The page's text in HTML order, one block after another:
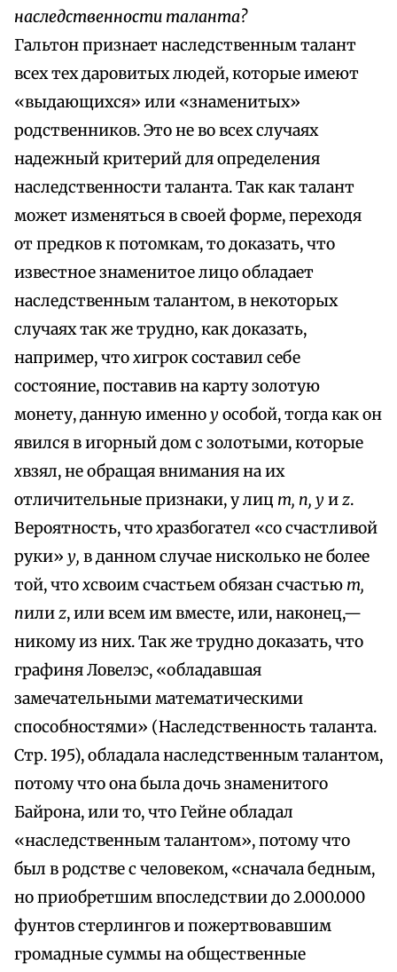
наследственности таланта?
Гальтон признает наследственным талант
всех тех даровитых людей, которые имеют
«выдающихся» или «знаменитых»
родственников. Это не во всех случаях
надежный критерий для определения
наследственности таланта. Так как талант
может изменяться в своей форме, переходя
от предков к потомкам, то доказать, что
известное знаменитое лицо обладает
наследственным талантом, в некоторых
случаях так же трудно, как доказать,
например, чтоxигрок составил себе
состояние, поставив на карту золотую
монету, данную именноуособой, тогда как он
явился в игорный дом с золотыми, которые
xвзял, не обращая внимания на их
отличительные признаки, у лиц т, п, уиz.
Вероятность, чтоxразбогател «со счастливой
руки» у, в данном случае нисколько не более
той, чтоxсвоим счастьем обязан счастью т,
nилиz, или всем им вместе, или, наконец,—
никому из них. Так же трудно доказать, что
графиня Ловелэс, «обладавшая
замечательными математическими
способностями» (Наследственность таланта.
Стр. 195), обладала наследственным талантом,
потому что она была дочь знаменитого
Байрона, или то, что Гейне обладал
«наследственным талантом», потому что
был в родстве с человеком, «сначала бедным,
но приобретшим впоследствии до 2.000.000
фунтов стерлингов и пожертвовавшим
громадные суммы на общественные